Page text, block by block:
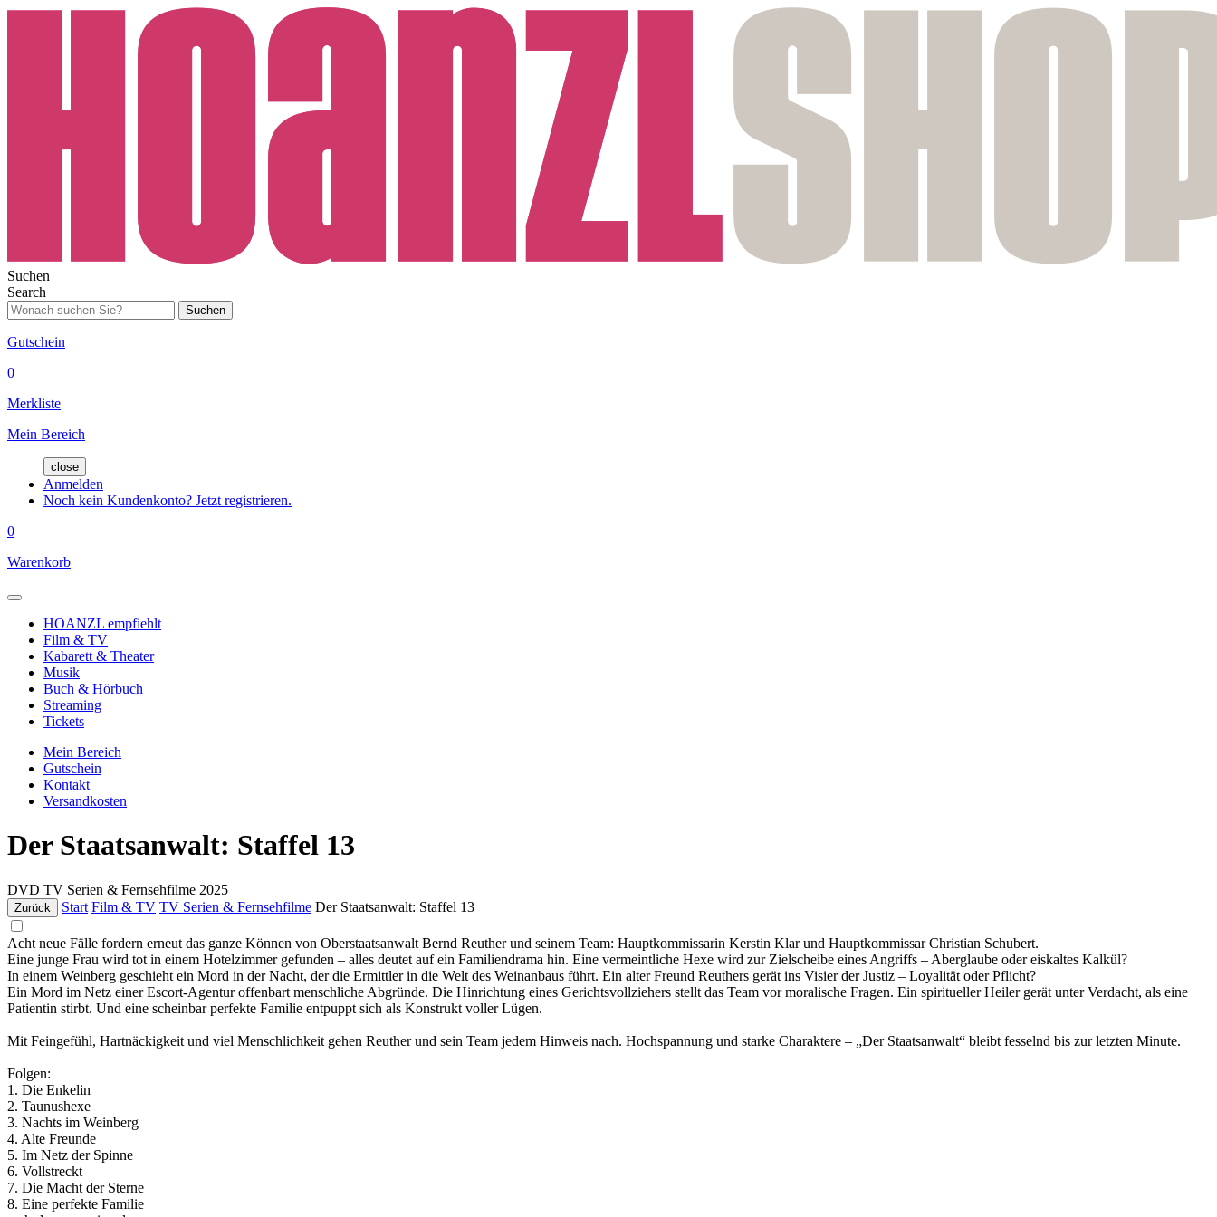
Suchen
Search
Suchen
Gutschein
0
Merkliste
Mein Bereich
close
Anmelden
Noch kein Kundenkonto? Jetzt registrieren.
0
Warenkorb
HOANZL empfiehlt
Film & TV
Kabarett & Theater
Musik
Buch & Hörbuch
Streaming
Tickets
Mein Bereich
Gutschein
Kontakt
Versandkosten
Der Staatsanwalt: Staffel 13
DVD TV Serien & Fernsehfilme 2025
Zurück Start Film & TV TV Serien & Fernsehfilme Der Staatsanwalt: Staffel 13
Acht neue Fälle fordern erneut das ganze Können von Oberstaatsanwalt Bernd Reuther und seinem Team: Hauptkommissarin Kerstin Klar und Hauptkommissar Christian Schubert.
Eine junge Frau wird tot in einem Hotelzimmer gefunden – alles deutet auf ein Familiendrama hin. Eine vermeintliche Hexe wird zur Zielscheibe eines Angriffs – Aberglaube oder eiskaltes Kalkül?
In einem Weinberg geschieht ein Mord in der Nacht, der die Ermittler in die Welt des Weinanbaus führt. Ein alter Freund Reuthers gerät ins Visier der Justiz – Loyalität oder Pflicht?
Ein Mord im Netz einer Escort-Agentur offenbart menschliche Abgründe. Die Hinrichtung eines Gerichtsvollziehers stellt das Team vor moralische Fragen. Ein spiritueller Heiler gerät unter Verdacht, als eine
Patientin stirbt. Und eine scheinbar perfekte Familie entpuppt sich als Konstrukt voller Lügen.
Mit Feingefühl, Hartnäckigkeit und viel Menschlichkeit gehen Reuther und sein Team jedem Hinweis nach. Hochspannung und starke Charaktere – „Der Staatsanwalt“ bleibt fesselnd bis zur letzten Minute.
Folgen:
1. Die Enkelin
2. Taunushexe
3. Nachts im Weinberg
4. Alte Freunde
5. Im Netz der Spinne
6. Vollstreckt
7. Die Macht der Sterne
8. Eine perfekte Familie